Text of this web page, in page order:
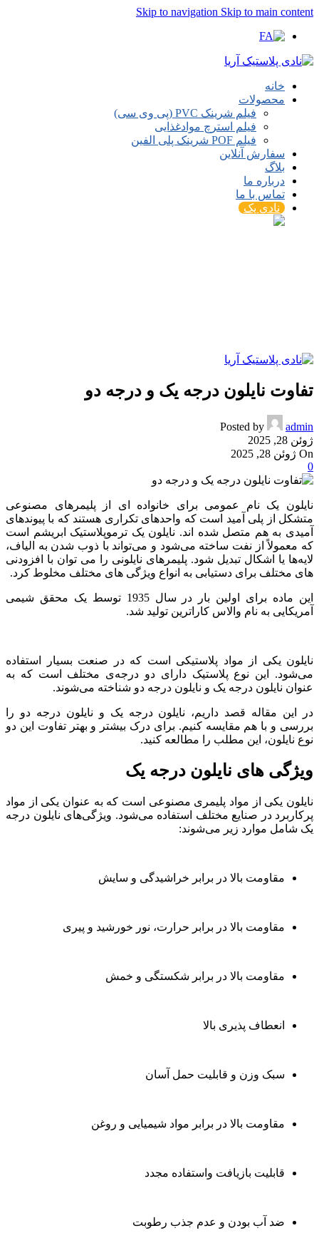
Skip to navigation Skip to main content
خانه
محصولات
فیلم شرینک PVC (پی وی سی)
فیلم استرچ موادغذایی
فیلم POF شرینک پلی الفین
سفارش آنلاین
بلاگ
درباره ما
تماس با ما
نادی پک
تفاوت نایلون درجه یک و درجه دو
Posted by
admin
ژوئن 28, 2025
On ژوئن 28, 2025
0
نایلون یک نام عمومی برای خانواده ای از پلیمرهای مصنوعی
متشکل از پلی آمید است که واحدهای تکراری هستند که با پیوندهای
آمیدی به هم متصل شده اند. نایلون یک ترموپلاستیک ابریشم است
که معمولاً از نفت ساخته می‌شود و می‌تواند با ذوب شدن به الیاف،
لایه‌ها یا اشکال تبدیل شود. پلیمرهای نایلونی را می توان با افزودنی
های مختلف برای دستیابی به انواع ویژگی های مختلف مخلوط کرد.
این ماده برای اولین بار در سال 1935 توسط یک محقق شیمی
آمریکایی به نام والاس کاراترین تولید شد.
نایلون یکی از مواد پلاستیکی است که در صنعت بسیار استفاده
می‌شود. این نوع پلاستیک دارای دو درجه‌ی مختلف است که به
عنوان نایلون درجه یک و نایلون درجه دو شناخته می‌شوند.
در این مقاله قصد داریم، نایلون درجه یک و نایلون درجه دو را
بررسی و با هم مقایسه کنیم. برای درک بیشتر و بهتر تفاوت این دو
نوع نایلون، این مطلب را مطالعه کنید.
ویژگی های نایلون درجه یک
نایلون یکی از مواد پلیمری مصنوعی است که به عنوان یکی از مواد
پرکاربرد در صنایع مختلف استفاده می‌شود. ویژگی‌های نایلون درجه
یک شامل موارد زیر می‌شوند:
مقاومت بالا در برابر خراشیدگی و سایش
مقاومت بالا در برابر حرارت، نور خورشید و پیری
مقاومت بالا در برابر شکستگی و خمش
انعطاف پذیری بالا
سبک وزن و قابلیت حمل آسان
مقاومت بالا در برابر مواد شیمیایی و روغن
قابلیت بازیافت واستفاده مجدد
ضد آب بودن و عدم جذب رطوبت